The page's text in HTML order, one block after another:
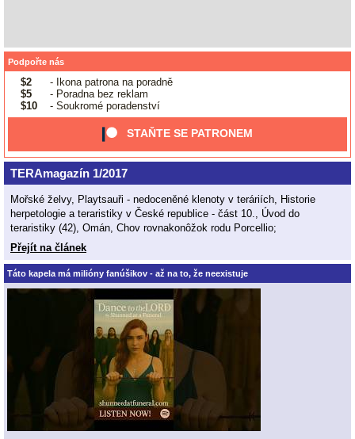
Podpořte nás
$2
- Ikona patrona na poradně
$5
- Poradna bez reklam
$10
- Soukromé poradenství
STAŇTE SE PATRONEM
TERAmagazín 1/2017
Mořské želvy, Playtsauři - nedoceněné klenoty v teráriích, Historie
herpetologie a teraristiky v České republice - část 10., Úvod do
teraristiky (42), Omán, Chov rovnakonôžok rodu Porcellio;
Přejít na článek
Táto kapela má milióny fanúšikov - až na to, že neexistuje